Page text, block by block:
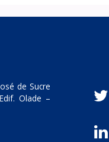
de Sucre
Olade –